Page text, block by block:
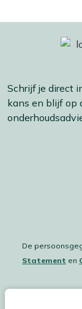
Schrijf je direct
kans en blijf op
De
Statement en